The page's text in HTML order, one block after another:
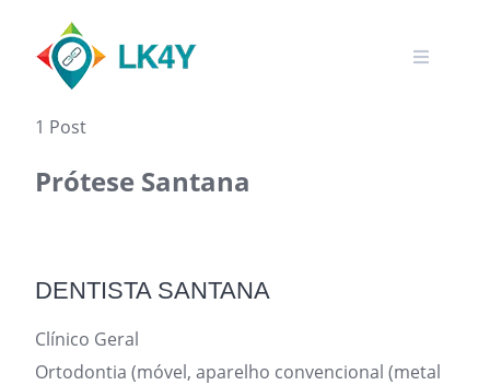
content
1 Post
Prótese Santana
DENTISTA SANTANA
Clínico Geral
Ortodontia (móvel, aparelho convencional (metal